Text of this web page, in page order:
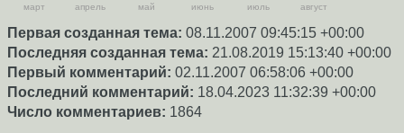
март апрель май июнь июль август
Первая созданная тема: 08.11.2007 09:45:15 +00:00
Последняя созданная тема: 21.08.2019 15:13:40 +00:00
Первый комментарий: 02.11.2007 06:58:06 +00:00
Последний комментарий: 18.04.2023 11:32:39 +00:00
Число комментариев: 1864